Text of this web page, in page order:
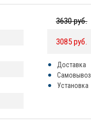
3630 руб.
3085 руб.
Доставка
Самовывоз
Установка